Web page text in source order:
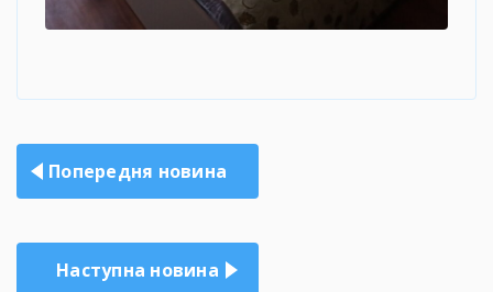
Навігація
записів
Попередня новина
Наступна новина